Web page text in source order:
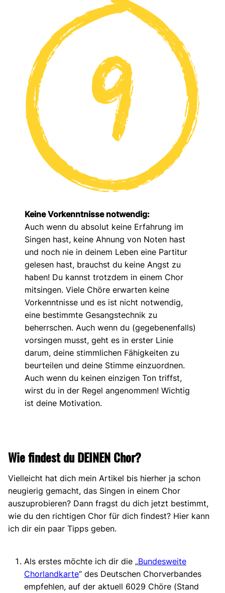
Keine Vorkenntnisse notwendig:
Auch wenn du absolut keine Erfahrung im
Singen hast, keine Ahnung von Noten hast
und noch nie in deinem Leben eine Partitur
gelesen hast, brauchst du keine Angst zu
haben! Du kannst trotzdem in einem Chor
mitsingen. Viele Chöre erwarten keine
Vorkenntnisse und es ist nicht notwendig,
eine bestimmte Gesangstechnik zu
beherrschen. Auch wenn du (gegebenenfalls)
vorsingen musst, geht es in erster Linie
darum, deine stimmlichen Fähigkeiten zu
beurteilen und deine Stimme einzuordnen.
Auch wenn du keinen einzigen Ton triffst,
wirst du in der Regel angenommen! Wichtig
ist deine Motivation.
Wie findest du DEINEN Chor?
Vielleicht hat dich mein Artikel bis hierher ja schon
neugierig gemacht, das Singen in einem Chor
auszuprobieren? Dann fragst du dich jetzt bestimmt,
wie du den richtigen Chor für dich findest? Hier kann
ich dir ein paar Tipps geben.
Als erstes möchte ich dir die „Bundesweite
Chorlandkarte“ des Deutschen Chorverbandes
empfehlen, auf der aktuell 6029 Chöre (Stand